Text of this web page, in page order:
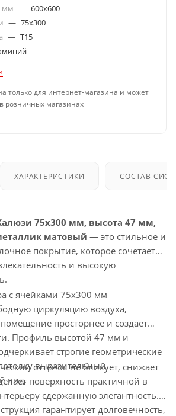
мм — 600x600
— 75x300
— T15
только для интернет-магазина и может
розничных магазинах
ХАРАКТЕРИСТИКИ СОСТАВ
75x300 мм, высота 47 мм,
матовый — это стильное и
покрытие, которое сочетает
и высокую
с ячейками 75x300 мм
циркуляцию воздуха,
просторнее и создает
Профиль высотой 47 мм и
строгие геометрические
выразительный
вид.
оттенок не бликует, снижает
поверхность практичной в
сдержанную элегантность.
гарантирует долговечность,